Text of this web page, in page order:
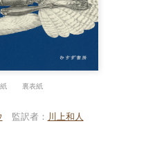
裏表紙
監訳者
川上和人